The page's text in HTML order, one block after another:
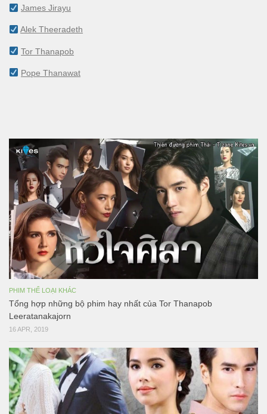
James Jirayu
Alek Theeradeth
Tor Thanapob
Pope Thanawat
PHIM THỂ LOẠI KHÁC
Tổng hợp những bộ phim hay nhất của Tor Thanapob
Leeratanakajorn
16 APR, 2019